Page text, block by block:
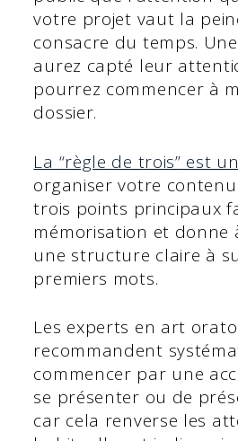
votre projet vaut la
consacre du temps.
aurez capté leur
pourrez commencer à
dossier.
La “règle de trois” est
organiser votre
trois points principaux
mémorisation et donne
une structure claire à
premiers mots.
Les experts en art
recommandent
commencer par une
se présenter ou de
car cela renverse les